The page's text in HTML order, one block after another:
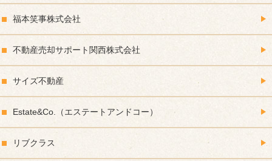
福本笑事株式会社
不動産売却サポート関西株式会社
サイズ不動産
Estate&Co.（エステートアンドコー）
リブクラス